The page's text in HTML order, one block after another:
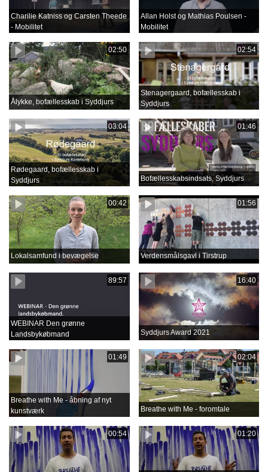
Charilie Katniss og Carsten Theede
- Mobilitet
Allan Holst og Mathias Poulsen -
Mobilitet
02:50
Ålykke, bofællesskab i Syddjurs
02:54
Stenagergaard, bofællesskab i
Syddjurs
03:04
Rødegaard, bofællesskab i
Syddjurs
01:46
Bofællesskabsindsats, Syddjurs
00:42
Lokalsamfund i bevægelse
01:56
Verdensmålsgavl i Tirstrup
89:57
WEBINAR Den grønne
Landsbykøbmand
16:40
Syddjurs Award 2021
01:49
Breathe with Me - åbning af nyt
kunstværk
02:04
Breathe with Me - foromtale
00:54 01:20